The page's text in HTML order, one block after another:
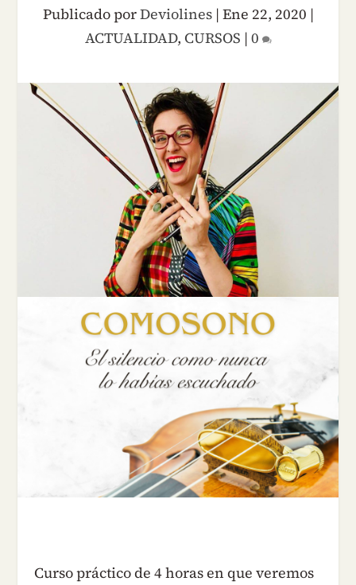
Publicado porDeviolines| Ene 22, 2020 |
ACTUALIDAD, CURSOS | 0
Curso práctico de 4 horas en que veremos